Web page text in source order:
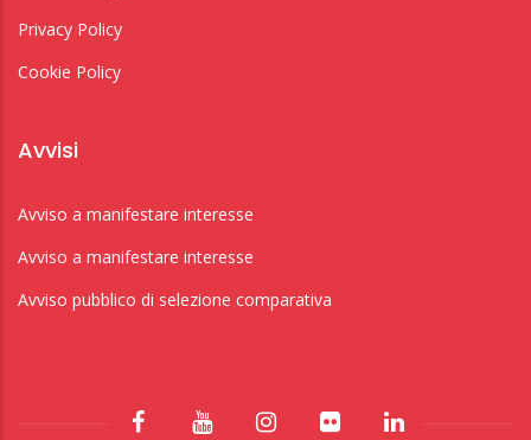
Privacy Policy
Cookie Policy
Avvisi
Avviso a manifestare interesse
Avviso a manifestare interesse
Avviso pubblico di selezione comparativa